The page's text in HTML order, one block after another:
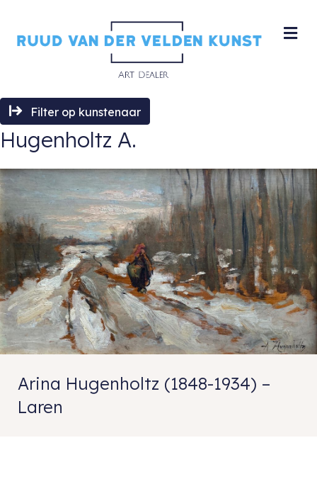
Filter op kunstenaar
Hugenholtz A.
Arina Hugenholtz (1848-1934) –
Laren